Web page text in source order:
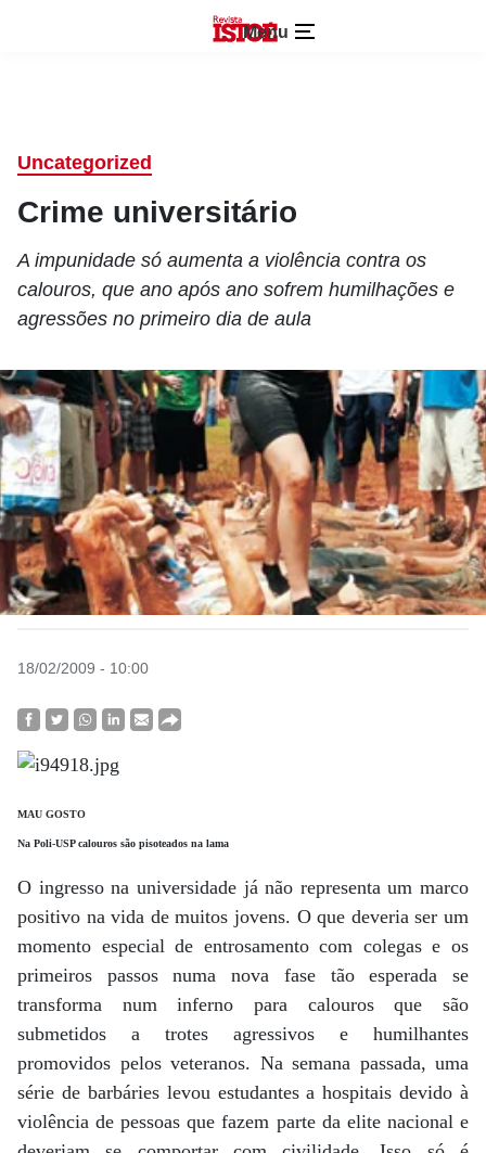
Menu
Uncategorized
Crime universitário
A impunidade só aumenta a violência contra os
calouros, que ano após ano sofrem humilhações e
agressões no primeiro dia de aula
18/02/2009 - 10:00
MAU GOSTO
Na Poli-USP calouros são pisoteados na lama
O ingresso na universidade já não representa um marco
positivo na vida de muitos jovens. O que deveria ser um
momento especial de entrosamento com colegas e os
primeiros passos numa nova fase tão esperada se
transforma num inferno para calouros que são
submetidos a trotes agressivos e humilhantes
promovidos pelos veteranos. Na semana passada, uma
série de barbáries levou estudantes a hospitais devido à
violência de pessoas que fazem parte da elite nacional e